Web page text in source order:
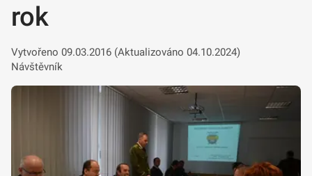
rok
Vytvořeno 09.03.2016 (Aktualizováno 04.10.2024)
Návštěvník